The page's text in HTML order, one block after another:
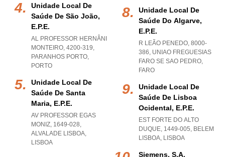
Unidade Local De
Saúde De São João,
E.p.e.
AL PROFESSOR HERNÂNI
MONTEIRO, 4200-319,
PARANHOS PORTO,
PORTO
Unidade Local De
Saúde De Santa
Maria, E.p.e.
AV PROFESSOR EGAS
MONIZ, 1649-028,
ALVALADE LISBOA,
LISBOA
Unidade Local De
Saúde Do Algarve,
E.p.e.
R LEÃO PENEDO, 8000-
386, UNIAO FREGUESIAS
FARO SE SAO PEDRO,
FARO
Unidade Local De
Saúde De Lisboa
Ocidental, E.p.e.
EST FORTE DO ALTO
DUQUE, 1449-005, BELEM
LISBOA, LISBOA
Siemens, S.a.